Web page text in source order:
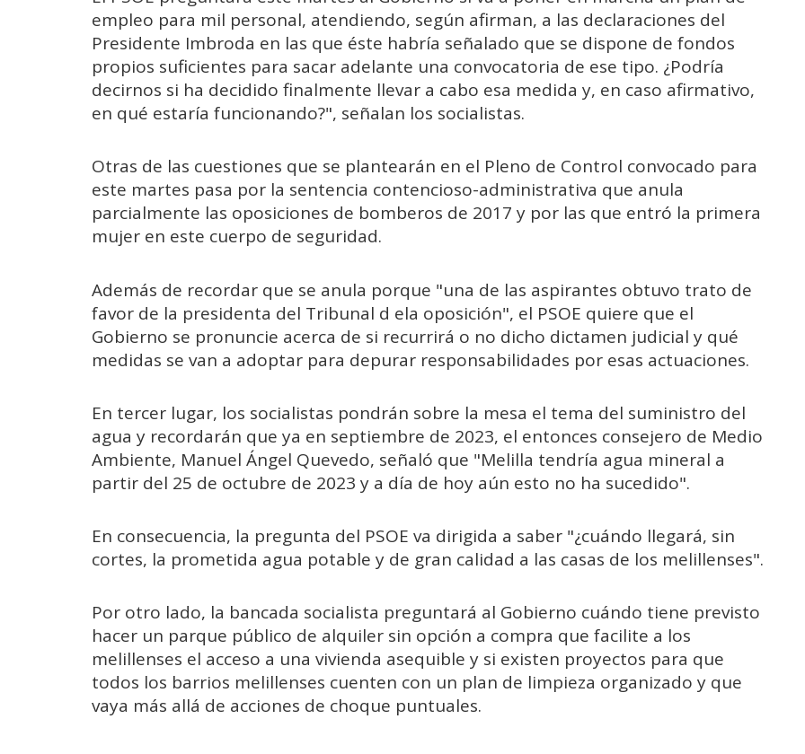
empleo para mil personal, atendiendo, según afirman, a las declaraciones del
Presidente Imbroda en las que éste habría señalado que se dispone de fondos
propios suficientes para sacar adelante una convocatoria de ese tipo. ¿Podría
decirnos si ha decidido finalmente llevar a cabo esa medida y, en caso afirmativo,
en qué estaría funcionando?", señalan los socialistas.
Otras de las cuestiones que se plantearán en el Pleno de Control convocado para
este martes pasa por la sentencia contencioso-administrativa que anula
parcialmente las oposiciones de bomberos de 2017 y por las que entró la primera
mujer en este cuerpo de seguridad.
Además de recordar que se anula porque "una de las aspirantes obtuvo trato de
favor de la presidenta del Tribunal d ela oposición", el PSOE quiere que el
Gobierno se pronuncie acerca de si recurrirá o no dicho dictamen judicial y qué
medidas se van a adoptar para depurar responsabilidades por esas actuaciones.
En tercer lugar, los socialistas pondrán sobre la mesa el tema del suministro del
agua y recordarán que ya en septiembre de 2023, el entonces consejero de Medio
Ambiente, Manuel Ángel Quevedo, señaló que "Melilla tendría agua mineral a
partir del 25 de octubre de 2023 y a día de hoy aún esto no ha sucedido".
En consecuencia, la pregunta del PSOE va dirigida a saber "¿cuándo llegará, sin
cortes, la prometida agua potable y de gran calidad a las casas de los melillenses".
Por otro lado, la bancada socialista preguntará al Gobierno cuándo tiene previsto
hacer un parque público de alquiler sin opción a compra que facilite a los
melillenses el acceso a una vivienda asequible y si existen proyectos para que
todos los barrios melillenses cuenten con un plan de limpieza organizado y que
vaya más allá de acciones de choque puntuales.